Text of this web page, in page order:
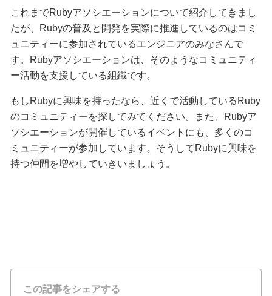
これまでRubyアソシエーションについて紹介してきまし
たが、Rubyの普及と開発を実際に推進しているのはコミ
ュニティーに参加されているエンジニアのみなさんで
す。Rubyアソシエーションは、そのようなコミュニティ
ー活動を支援している組織です。
もしRubyに興味を持ったなら、近くで活動しているRuby
のコミュニティーを探してみてください。また、Rubyア
ソシエーションが開催しているイベントにも、多くのコ
ミュニティーが参加しています。そうしてRubyに興味を
持つ仲間を増やしていきいましょう。
この記事をシェアする